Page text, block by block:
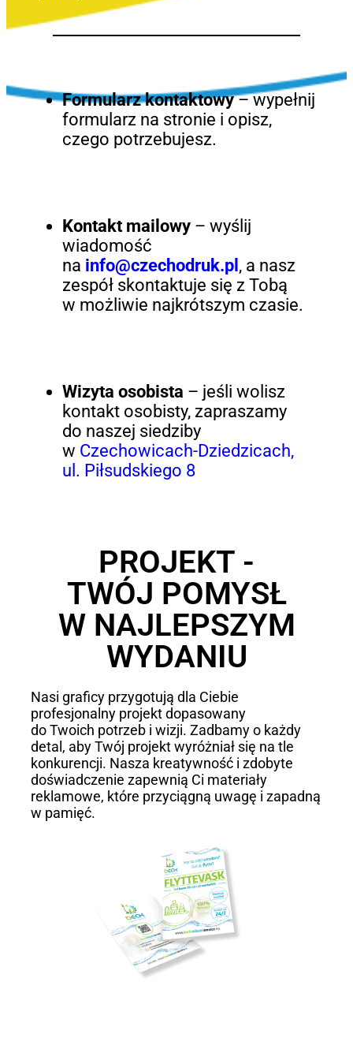
Formularz kontaktowy– wypełnij
formularz na stronie i opisz,
czego potrzebujesz.
Kontakt mailowy– wyślij
wiadomość
na info@czechodruk.pl , a nasz
zespół skontaktuje się z Tobą
w możliwie najkrótszym czasie.
Wizyta osobista – jeśli wolisz
kontakt osobisty, zapraszamy
do naszej siedziby
w Czechowicach-Dziedzicach,
ul. Piłsudskiego 8
PROJEKT -
TWÓJ POMYSŁ
W NAJLEPSZYM
WYDANIU
Nasi graficy przygotują dla Ciebie
profesjonalny projekt dopasowany
do Twoich potrzeb i wizji. Zadbamy o każdy
detal, aby Twój projekt wyróżniał się na tle
konkurencji. Nasza kreatywność i zdobyte
doświadczenie zapewnią Ci materiały
reklamowe, które przyciągną uwagę i zapadną
w pamięć.